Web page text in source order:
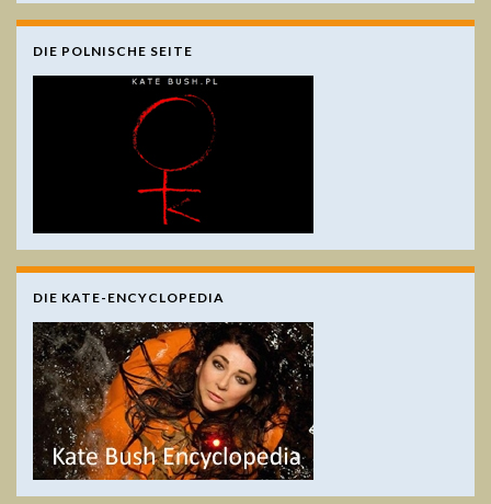
DIE POLNISCHE SEITE
DIE KATE-ENCYCLOPEDIA